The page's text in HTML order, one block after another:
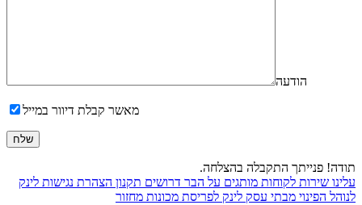
הודעה
מאשר קבלת דיוור במייל
תודה! פנייתך התקבלה בהצלחה.
עלינו שירות לקוחות מותגים על הבר דרושים תקנון הצהרת נגישות לינק
לנוהל הפינוי מבתי עסק לינק לפריסת מכונות מחזור